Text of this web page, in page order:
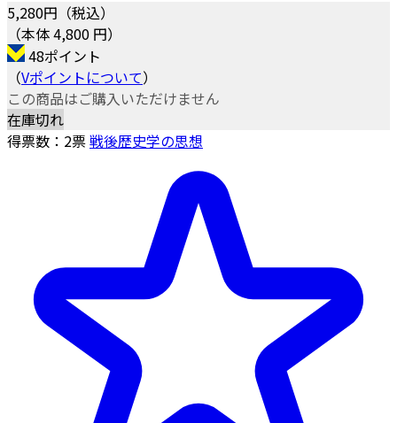
5,280円（税込）
（本体 4,800 円）
48ポイント
（Vポイントについて）
この商品はご購入いただけません
在庫切れ
得票数： 2票戦後歴史学の思想